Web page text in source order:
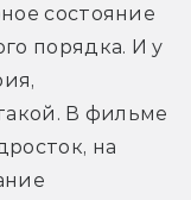
состояние
порядка. И у
В фильме
на